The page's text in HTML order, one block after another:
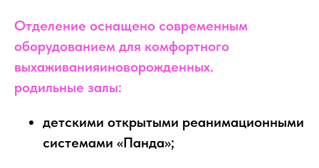
Отделение оснащено современным
оборудованием для комфортного
выхаживанияиноворожденных.
родильные залы:
детскими открытыми реанимационными
системами «Панда»;